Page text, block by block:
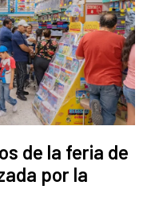
de la feria de
por la